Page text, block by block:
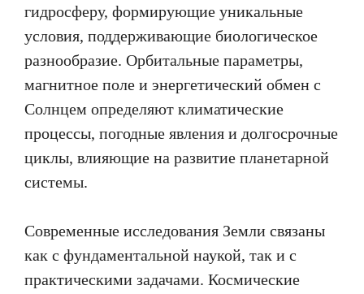
гидросферу, формирующие уникальные
условия, поддерживающие биологическое
разнообразие. Орбитальные параметры,
магнитное поле и энергетический обмен с
Солнцем определяют климатические
процессы, погодные явления и долгосрочные
циклы, влияющие на развитие планетарной
системы.
Современные исследования Земли связаны
как с фундаментальной наукой, так и с
практическими задачами. Космические